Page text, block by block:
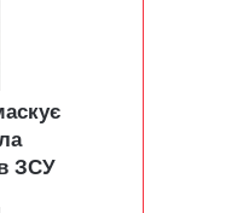
ЗСУ